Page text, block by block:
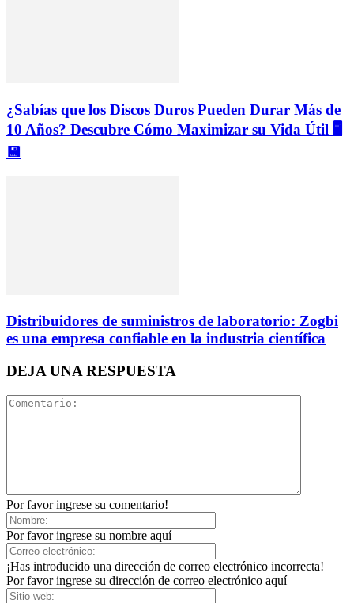
¿Sabías que los Discos Duros Pueden Durar Más de
10 Años? Descubre Cómo Maximizar su Vida Útil 🖥️
💾
Distribuidores de suministros de laboratorio: Zogbi
es una empresa confiable en la industria científica
DEJA UNA RESPUESTA
Por favor ingrese su comentario!
Por favor ingrese su nombre aquí
¡Has introducido una dirección de correo electrónico incorrecta!
Por favor ingrese su dirección de correo electrónico aquí